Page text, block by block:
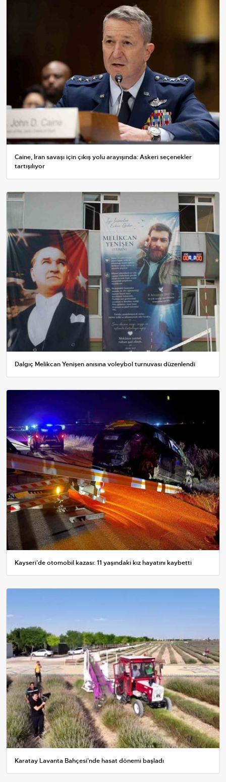
Caine, İran savaşı için çıkış yolu arayışında: Askeri seçenekler
tartışılıyor
Dalgıç Melikcan Yenişen anısına voleybol turnuvası düzenlendi
Kayseri'de otomobil kazası: 11 yaşındaki kız hayatını kaybetti
Karatay Lavanta Bahçesi'nde hasat dönemi başladı